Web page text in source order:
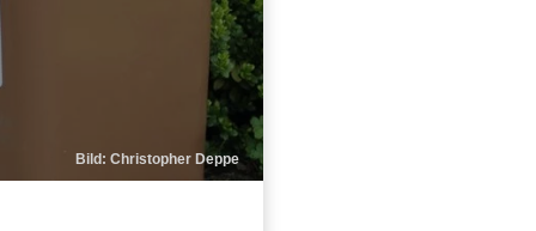
Bild: Christopher Deppe